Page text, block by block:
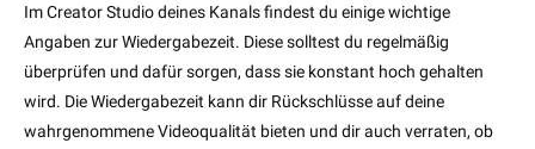
Im Creator Studio deines Kanals findest du einige wichtige
Angaben zur Wiedergabezeit. Diese solltest du regelmäßig
überprüfen und dafür sorgen, dass sie konstant hoch gehalten
wird. Die Wiedergabezeit kann dir Rückschlüsse auf deine
wahrgenommene Videoqualität bieten und dir auch verraten, ob